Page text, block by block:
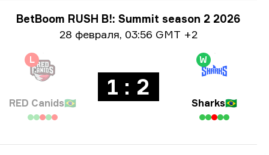
Информация о турнире
BetBoom RUSH B!: Summit season 2 2026
Информация о дате
28 февраля, 03:56 GMT +2
L
RED Canids🇧🇷
1 : 2
W
Sharks🇧🇷